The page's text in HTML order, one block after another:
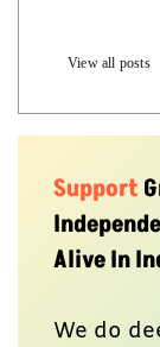
View all posts
Support
Alive In
We do